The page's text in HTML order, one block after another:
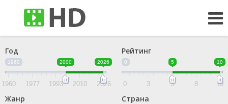
Год
1960 2000 2026
1960 1977 1993 2010 2026
Рейтинг
0 5 10
0 3 5 8 10
Жанр Страна